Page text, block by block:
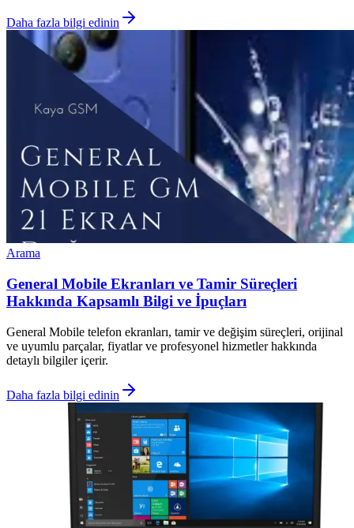
Daha fazla bilgi edinin
Arama
General Mobile Ekranları ve Tamir Süreçleri
Hakkında Kapsamlı Bilgi ve İpuçları
General Mobile telefon ekranları, tamir ve değişim süreçleri, orijinal
ve uyumlu parçalar, fiyatlar ve profesyonel hizmetler hakkında
detaylı bilgiler içerir.
Daha fazla bilgi edinin